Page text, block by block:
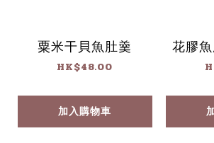
粟米干貝魚肚羹
HK$48.00
加入購物車
花膠